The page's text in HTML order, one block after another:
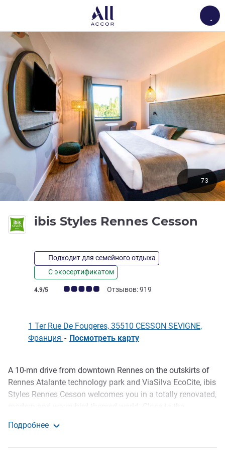
ibis Styles Rennes Cesson
Подходит для семейного отдыха
С экосертификатом
Примечание: отзывы клиентов (Рейтинг ALL)
4.9/5 Отзывов: 919
73
1 Ter Rue De Fougeres, 35510 CESSON SEVIGNE,
Франция - Посмотреть карту
Описание
A 10-mn drive from downtown Rennes on the outskirts of
Rennes Atalante technology park and ViaSilva EcoCite, ibis
Styles Rennes Cesson welcomes you in a totally renovated,
enjoy a quiet and relaxing setting for your business stays
Подробнее